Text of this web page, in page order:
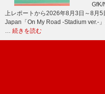
GfK/
上レポートから2026年8月3日～8月
Japan「On My Road -Stadium ver.-
… 続きを読む